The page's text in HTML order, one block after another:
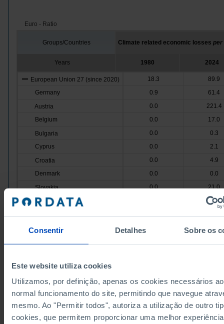
Consentir Detalhes Sobre os
Este website utiliza cookies
Utilizamos, por definição, apenas os cookies necessários ao
normal funcionamento do site, permitindo que navegue
mesmo. Ao "Permitir todos", autoriza a utilização de outro
cookies, que permitem proporcionar uma melhor
Euro - Ratio
Groups/Countries Climate related economic losses per
Years 1980 2024
European Union 27 (since 2020) 18.3
89.9
Germany
0.9
61.4
Austria
0.0
221.4
Belgium
0.0
17.0
Bulgaria
0.0
0.3
Cyprus
0.0
2.1
Croatia
0.0
4.9
Denmark
0.0
0.0
Slovakia
0.0
21.0
Slovenia
15.5
Estonia
0.0
Greece
Hungary
0.0
2.3
Ireland
6.7
39.7
Italy
1.8
101.3
Latvia
0.0
17.2